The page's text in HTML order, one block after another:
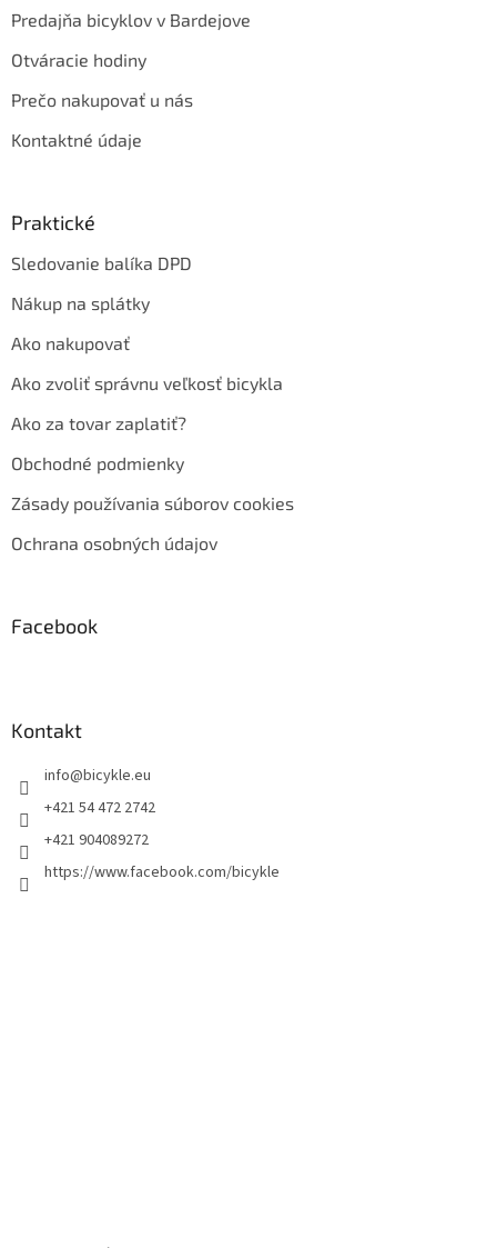
Predajňa bicyklov v Bardejove
Otváracie hodiny
Prečo nakupovať u nás
Kontaktné údaje
Praktické
Sledovanie balíka DPD
Nákup na splátky
Ako nakupovať
Ako zvoliť správnu veľkosť bicykla
Ako za tovar zaplatiť?
Obchodné podmienky
Zásady používania súborov cookies
Ochrana osobných údajov
Facebook
Kontakt
info@bicykle.eu
+421 54 472 2742
+421 904089272
https://www.facebook.com/bicykle